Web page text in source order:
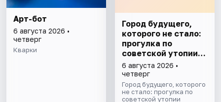
Арт-бот
6 августа 2026 •
четверг
Кварки
Город будущего,
которого не стало:
прогулка по
советской утопии
Нижнего
6 августа 2026 •
четверг
Город будущего, которого
не стало: прогулка по
советской утопии